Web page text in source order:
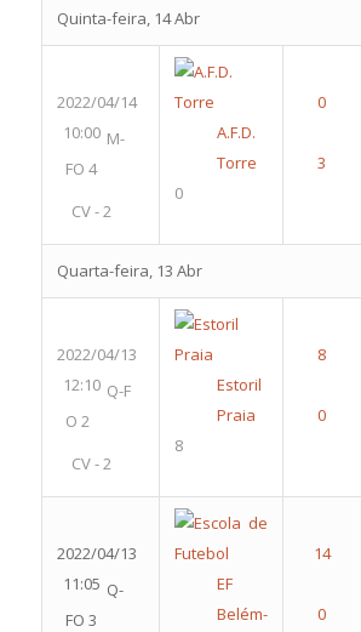
Quinta-feira, 14 Abr
2022/04/14
10:00 M-
FO 4
CV - 2
A.F.D.
Torre
0
Quarta-feira, 13 Abr
2022/04/13
12:10 Q-F
O 2
CV - 2
Estoril
Praia
8
2022/04/13
11:05 Q-
FO 3
EF
Belém-